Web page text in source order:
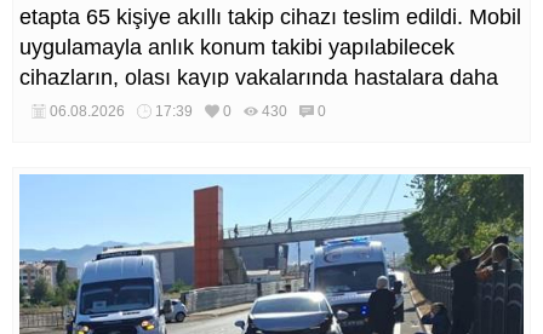
etapta 65 kişiye akıllı takip cihazı teslim edildi. Mobil
uygulamayla anlık konum takibi yapılabilecek
cihazların, olası kayıp vakalarında hastalara daha
kısa sürede ulaşılmasını sağlaması hedefleniyor.
06.08.2026 17:39 0 430 0